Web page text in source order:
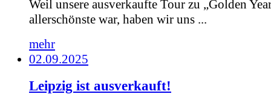
Weil unsere ausverkaufte Tour zu „Golden
allerschönste war, haben wir uns ...
mehr
02.09.2025
Leipzig ist ausverkauft!